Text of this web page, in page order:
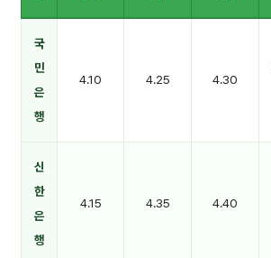
국
민
은
행
4.10 4.25 4.30
신
한
은
행
4.15 4.35 4.40